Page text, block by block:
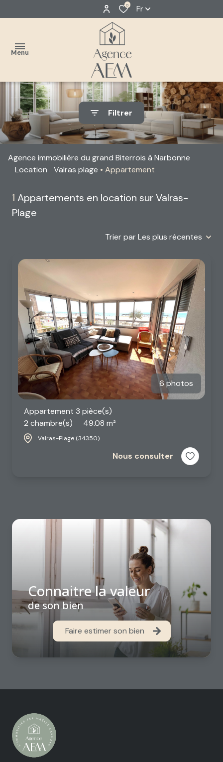
0 Fr
Menu
accueil
estimer
acheter
Classique
Neuf
louer
faire
gérer
contact
Filtrer
Agence immobilière du grand Biterrois à Narbonne
Location
Valras plage Appartement
1 Appartements en location sur Valras-
Plage
Trier par Les plus récentes
6 photos
Appartement 3 pièce(s)
2 chambre(s)
49.08 m²
Valras-Plage (34350)
Nous consulter
Connaitre la valeur
de son bien
Faire estimer son bien